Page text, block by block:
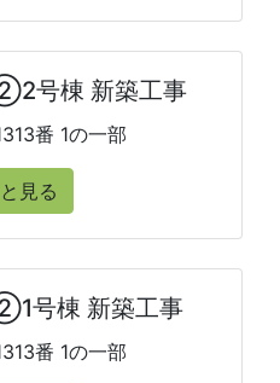
号棟 新築工事
番 1の一部
見る
号棟 新築工事
番 1の一部